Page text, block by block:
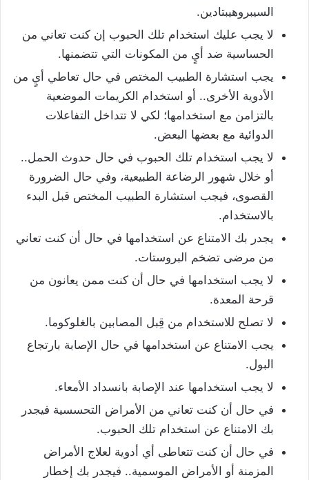
السيبروهيبتادين.
لا يجب عليك استخدام تلك الحبوب إن كنت تعاني من
الحساسية ضد أيٍ من المكونات التي تتضمنها.
يجب استشارة الطبيب المختص في حال تعاطي أيٍ من
الأدوية الأخرى.. أو استخدام الكريمات الموضعية
بالتزامن مع استخدامها؛ لكي لا تتداخل التفاعلات
الدوائية مع بعضها البعض.
لا يجب استخدام تلك الحبوب في حال حدوث الحمل..
أو خلال شهور الرضاعة الطبيعية، وفي حال الضرورة
القصوى، فيجب استشارة الطبيب المختص قبل البدء
بالاستخدام.
يجدر بك الامتناع عن استخدامها في حال أن كنت تعاني
من مرضى تضخم البروستات.
لا يجب استخدامها في حال أن كنت ممن يعانون من
قرحة المعدة.
لا تصلح للاستخدام من قِبل المصابين بالغلوكوما.
يجب الامتناع عن استخدامها في حال الإصابة بارتجاع
البول.
لا يجب استخدامها عند الإصابة بانسداد الأمعاء.
في حال أن كنت تعاني من الأمراض التحسسية فيجدر
بك الامتناع عن استخدام تلك الحبوب.
في حال أن كنت تتعاطى أي أدوية لعلاج الأمراض
المزمنة أو الأمراض الموسمية.. فيجدر بك إخطار